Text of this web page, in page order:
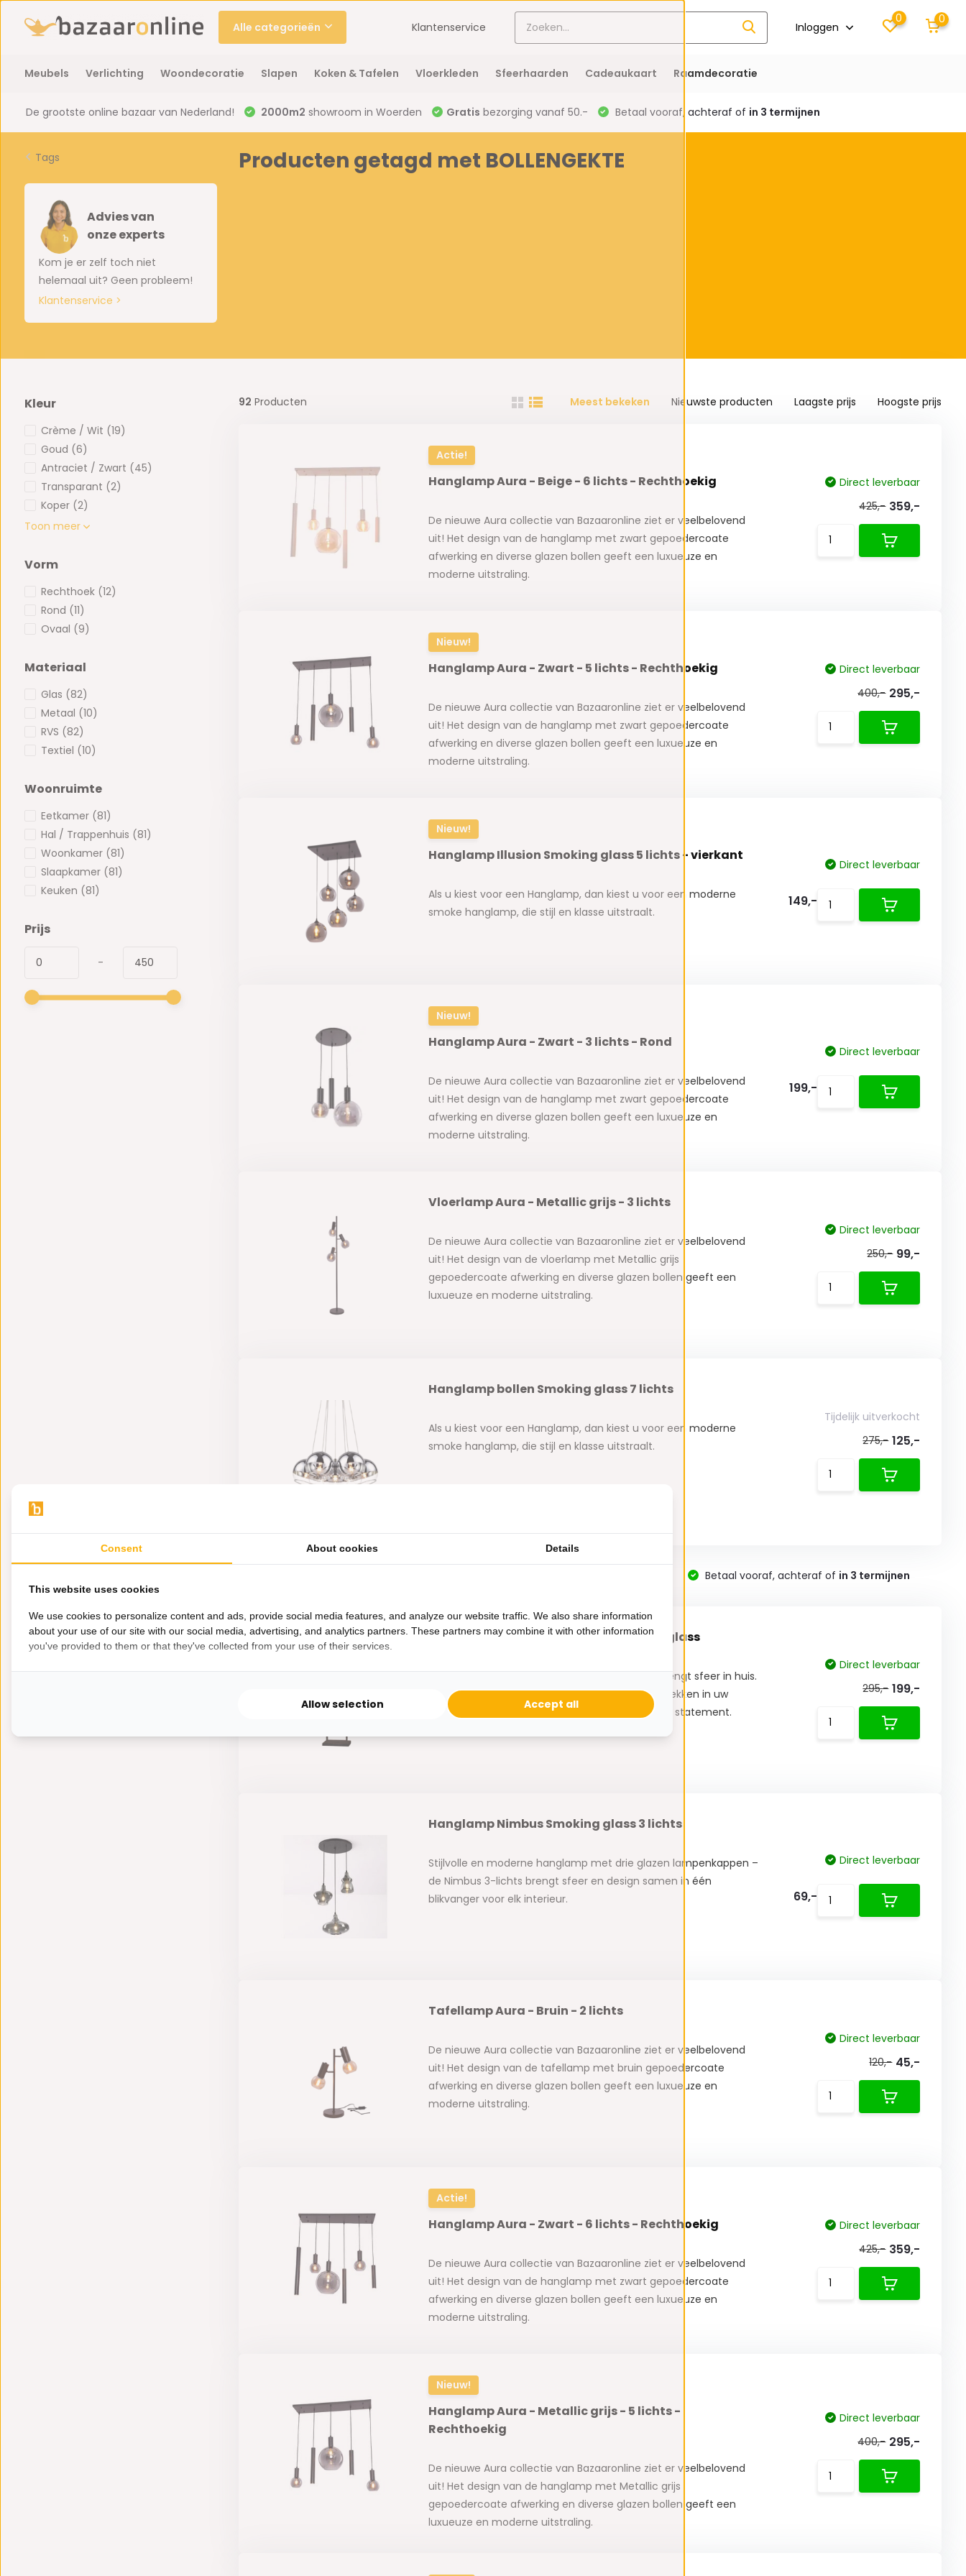
Alle categorieën Klantenservice Inloggen
0 0
Meubels Verlichting Woondecoratie Slapen Koken & Tafelen Vloerkleden Sfeerhaarden Cadeaukaart Raamdecoratie
De grootste online bazaar van Nederland! 2000m2 showroom in Woerden Gratis bezorging vanaf 50.- Betaal vooraf, achteraf of in 3 termijnen
Tags
Advies van
onze experts
Kom je er zelf toch niet
helemaal uit? Geen probleem!
Klantenservice >
Producten getagd met BOLLENGEKTE
Kleur
Crème / Wit (19)
Goud (6)
Antraciet / Zwart (45)
Transparant (2)
Koper (2)
Toon meer
Vorm
Rechthoek (12)
Rond (11)
Ovaal (9)
Materiaal
Glas (82)
Metaal (10)
RVS (82)
Textiel (10)
Woonruimte
Eetkamer (81)
Hal / Trappenhuis (81)
Woonkamer (81)
Slaapkamer (81)
Keuken (81)
Prijs
-
92 Producten Meest bekeken Nieuwste producten Laagste prijs Hoogste prijs
Actie!
Hanglamp Aura - Beige - 6 lichts - Rechthoekig
De nieuwe Aura collectie van Bazaaronline ziet er veelbelovend
uit! Het design van de hanglamp met zwart gepoedercoate
afwerking en diverse glazen bollen geeft een luxueuze en
moderne uitstraling.
Direct leverbaar
425,- 359,-
Nieuw!
Hanglamp Aura - Zwart - 5 lichts - Rechthoekig
De nieuwe Aura collectie van Bazaaronline ziet er veelbelovend
uit! Het design van de hanglamp met zwart gepoedercoate
afwerking en diverse glazen bollen geeft een luxueuze en
moderne uitstraling.
Direct leverbaar
400,- 295,-
Nieuw!
Hanglamp Illusion Smoking glass 5 lichts - vierkant
Als u kiest voor een Hanglamp, dan kiest u voor een moderne
smoke hanglamp, die stijl en klasse uitstraalt.
Direct leverbaar
149,-
Nieuw!
Hanglamp Aura - Zwart - 3 lichts - Rond
De nieuwe Aura collectie van Bazaaronline ziet er veelbelovend
uit! Het design van de hanglamp met zwart gepoedercoate
afwerking en diverse glazen bollen geeft een luxueuze en
moderne uitstraling.
Direct leverbaar
199,-
Vloerlamp Aura - Metallic grijs - 3 lichts
De nieuwe Aura collectie van Bazaaronline ziet er veelbelovend
uit! Het design van de vloerlamp met Metallic grijs
gepoedercoate afwerking en diverse glazen bollen geeft een
luxueuze en moderne uitstraling.
Direct leverbaar
250,- 99,-
Hanglamp bollen Smoking glass 7 lichts
Als u kiest voor een Hanglamp, dan kiest u voor een moderne
smoke hanglamp, die stijl en klasse uitstraalt.
Tijdelijk uitverkocht
275,- 125,-
Betaal vooraf, achteraf of in 3 termijnen
Industriële vloerlamp Illusion Smoking glass
Deze industriële vloerlamp met glazen bollen brengt sfeer in huis.
Het zorgt voor lichtpuntjes op de wat donkere plekken in uw
woonkamer en maakt daarnaast een mooi style statement.
Direct leverbaar
295,- 199,-
Hanglamp Nimbus Smoking glass 3 lichts
Stijlvolle en moderne hanglamp met drie glazen lampenkappen –
de Nimbus 3-lichts brengt sfeer en design samen in één
blikvanger voor elk interieur.
Direct leverbaar
69,-
Tafellamp Aura - Bruin - 2 lichts
De nieuwe Aura collectie van Bazaaronline ziet er veelbelovend
uit! Het design van de tafellamp met bruin gepoedercoate
afwerking en diverse glazen bollen geeft een luxueuze en
moderne uitstraling.
Direct leverbaar
120,- 45,-
Actie!
Hanglamp Aura - Zwart - 6 lichts - Rechthoekig
De nieuwe Aura collectie van Bazaaronline ziet er veelbelovend
uit! Het design van de hanglamp met zwart gepoedercoate
afwerking en diverse glazen bollen geeft een luxueuze en
moderne uitstraling.
Direct leverbaar
425,- 359,-
Nieuw!
Hanglamp Aura - Metallic grijs - 5 lichts -
Rechthoekig
De nieuwe Aura collectie van Bazaaronline ziet er veelbelovend
uit! Het design van de hanglamp met Metallic grijs
gepoedercoate afwerking en diverse glazen bollen geeft een
luxueuze en moderne uitstraling.
Direct leverbaar
400,- 295,-
Consent About cookies Details
This website uses cookies
We use cookies to personalize content and ads, provide social media features, and analyze our website traffic. We also share information
about your use of our site with our social media, advertising, and analytics partners. These partners may combine it with other information
you've provided to them or that they've collected from your use of their services.
Allow selection Accept all